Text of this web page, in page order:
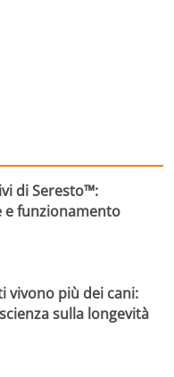
di Seresto™:
e funzionamento
vivono più dei cani:
sulla longevità